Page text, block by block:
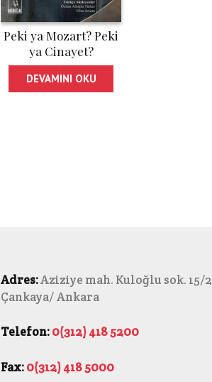
Peki ya Mozart? Peki
ya Cinayet?
DEVAMINI OKU
Adres:Aziziye mah. Kuloğlu sok. 15/2
Çankaya/ Ankara
Telefon:0(312) 418 5200
Fax:0(312) 418 5000